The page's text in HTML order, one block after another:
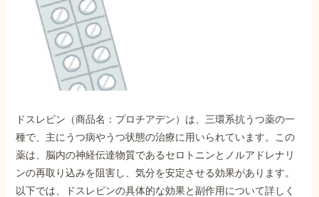
外出困難でもOK
非対面で申請できる
ホーム
障害年金の基礎知識
ドスレピン（商品名：プロチアデン）は、三環系抗うつ薬の一
種で、主にうつ病やうつ状態の治療に用いられています。この
薬は、脳内の神経伝達物質であるセロトニンとノルアドレナリ
ンの再取り込みを阻害し、気分を安定させる効果があります。
以下では、ドスレピンの具体的な効果と副作用について詳しく